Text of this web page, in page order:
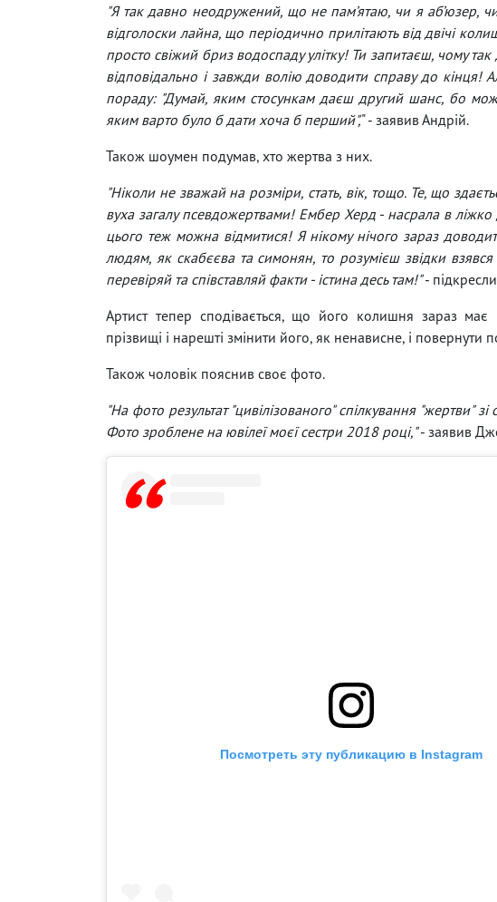
"Я так давно неодружений, що не пам’ятаю, чи я аб’юзер,
відголоски лайна, що періодично прилітають від двічі
просто свіжий бриз водоспаду улітку! Ти запитаєш, чому
відповідально і завжди волію доводити справу до кінця!
пораду: "Думай, яким стосункам даєш другий шанс, бо
яким варто було б дати хоча б перший"," - заявив Андрій.
Також шоумен подумав, хто жертва з них.
"Ніколи не зважай на розміри, стать, вік, тощо. Те, що
вуха загалу псевдожертвами! Ембер Херд - насрала в
цього теж можна відмитися! Я нікому нічого зараз
людям, як скабєєва та симонян, то розумієш звідки
перевіряй та співставляй факти - істина десь там!"-
Артист тепер сподівається, що його колишня зараз має
прізвищі і нарешті змінити його, як ненависне, і повернути
Також чоловік пояснив своє фото.
"На фото результат "цивілізованого" спілкування "жертви"
Фото зроблене на ювілеї моєї сестри 2018 році,"- заявив
Посмотреть эту публикацию в Instagram